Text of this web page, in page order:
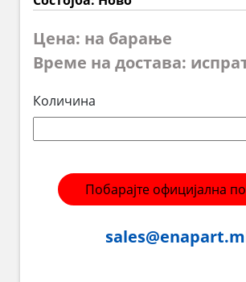
Цена: на барање
Време на достава:
Количина
Побарајте официјална